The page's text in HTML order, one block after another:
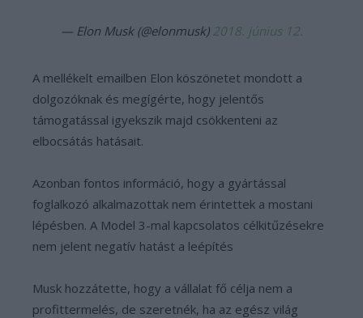
— Elon Musk (@elonmusk) 2018. június 12.
A mellékelt emailben Elon köszönetet mondott a
dolgozóknak és megígérte, hogy jelentős
támogatással igyekszik majd csökkenteni az
elbocsátás hatásait.
Azonban fontos információ, hogy a gyártással
foglalkozó alkalmazottak nem érintettek a mostani
lépésben. A Model 3-mal kapcsolatos célkitűzésekre
nem jelent negatív hatást a leépítés
Musk hozzátette, hogy a vállalat fő célja nem a
profittermelés, de szeretnék, ha az egész világ